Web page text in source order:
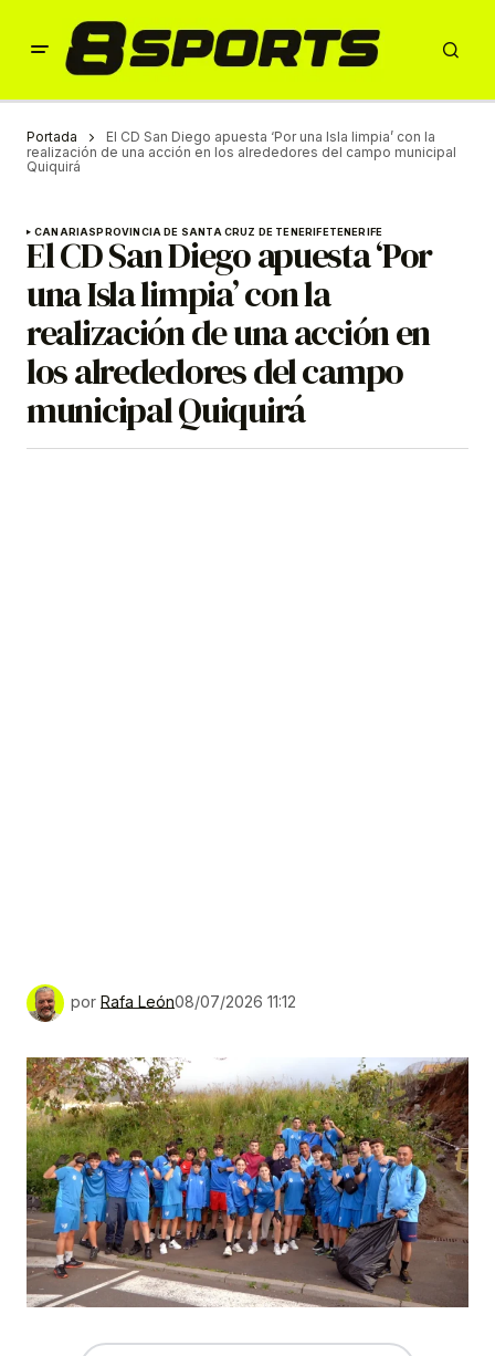
Portada
El CD San Diego apuesta ‘Por una Isla limpia’ con la
realización de una acción en los alrededores del campo municipal
Quiquirá
CANARIASPROVINCIA DE SANTA CRUZ DE TENERIFETENERIFE
El CD San Diego apuesta ‘Por
una Isla limpia’ con la
realización de una acción en
los alrededores del campo
municipal Quiquirá
por Rafa León08/07/2026 11:12